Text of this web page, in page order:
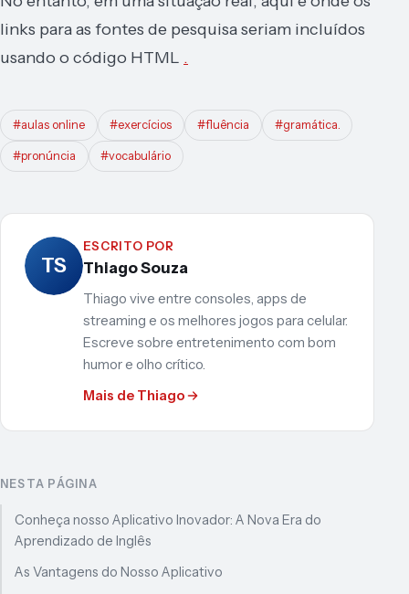
links para as fontes de pesquisa seriam incluídos
usando o código HTML .
#aulas online #exercícios #fluência #gramática.
#pronúncia #vocabulário
TS
ESCRITO POR
Thiago Souza
Thiago vive entre consoles, apps de
streaming e os melhores jogos para celular.
Escreve sobre entretenimento com bom
humor e olho crítico.
Mais de Thiago
NESTA PÁGINA
Conheça nosso Aplicativo Inovador: A Nova Era do
Aprendizado de Inglês
As Vantagens do Nosso Aplicativo